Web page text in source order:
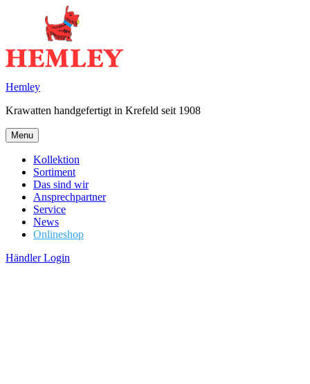
Hemley
Krawatten handgefertigt in Krefeld seit 1908
Menu
Kollektion
Sortiment
Das sind wir
Ansprechpartner
Service
News
Onlineshop
Händler Login